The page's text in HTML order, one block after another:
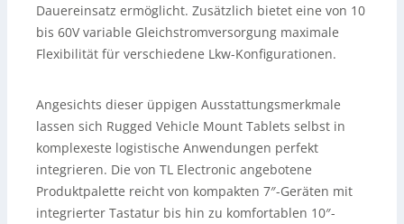
Dauereinsatz ermöglicht. Zusätzlich bietet eine von 10
bis 60V variable Gleichstromversorgung maximale
Flexibilität für verschiedene Lkw-Konfigurationen.
Angesichts dieser üppigen Ausstattungsmerkmale
lassen sich Rugged Vehicle Mount Tablets selbst in
komplexeste logistische Anwendungen perfekt
integrieren. Die von TL Electronic angebotene
Produktpalette reicht von kompakten 7″-Geräten mit
integrierter Tastatur bis hin zu komfortablen 10″-